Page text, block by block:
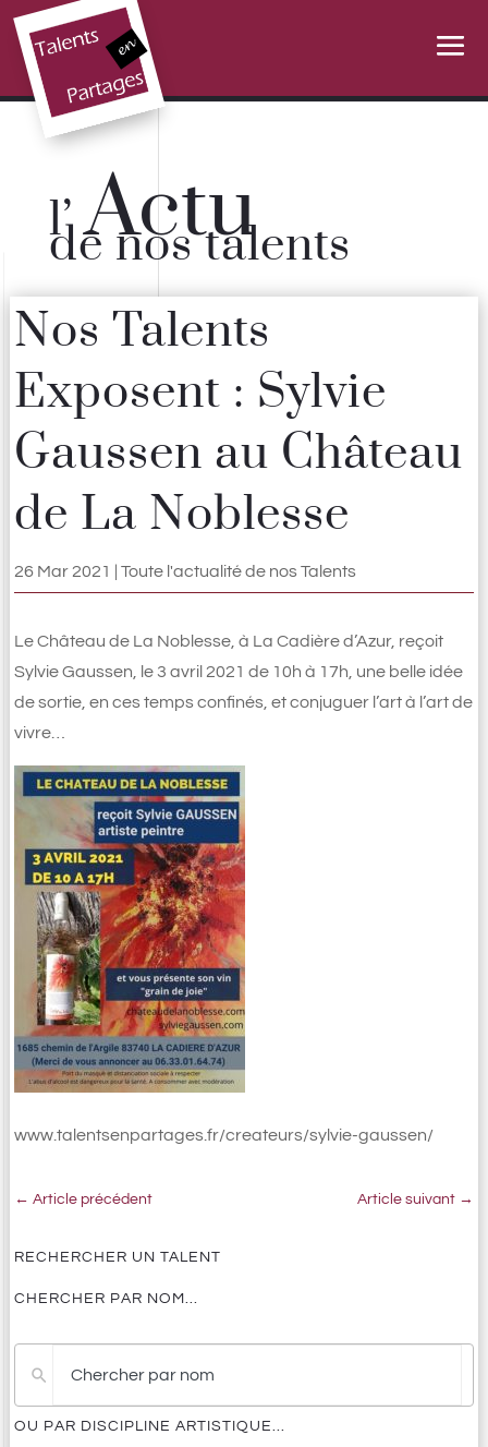
l’Actu
de nos talents
Nos Talents
Exposent : Sylvie
Gaussen au Château
de La Noblesse
26 Mar 2021 |Toute l'actualité de nos Talents
Le Château de La Noblesse, à La Cadière d’Azur, reçoit
Sylvie Gaussen, le 3 avril 2021 de 10h à 17h, une belle idée
de sortie, en ces temps confinés, et conjuguer l’art à l’art de
vivre…
www.talentsenpartages.fr/createurs/sylvie-gaussen/
←Article précédent Article suivant→
RECHERCHER UN TALENT
CHERCHER PAR NOM...
OU PAR DISCIPLINE ARTISTIQUE...